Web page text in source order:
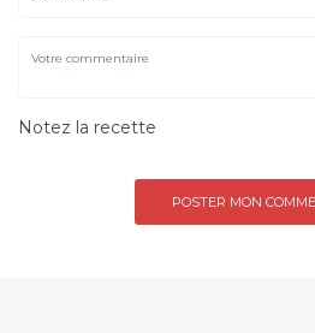
Notez la recette